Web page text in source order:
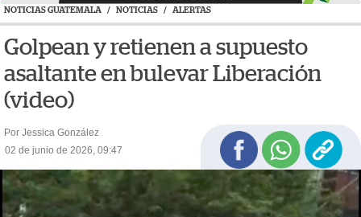
NOTICIAS GUATEMALA / NOTICIAS / ALERTAS
Golpean y retienen a supuesto
asaltante en bulevar Liberación
(video)
Por Jessica González
02 de junio de 2026, 09:47